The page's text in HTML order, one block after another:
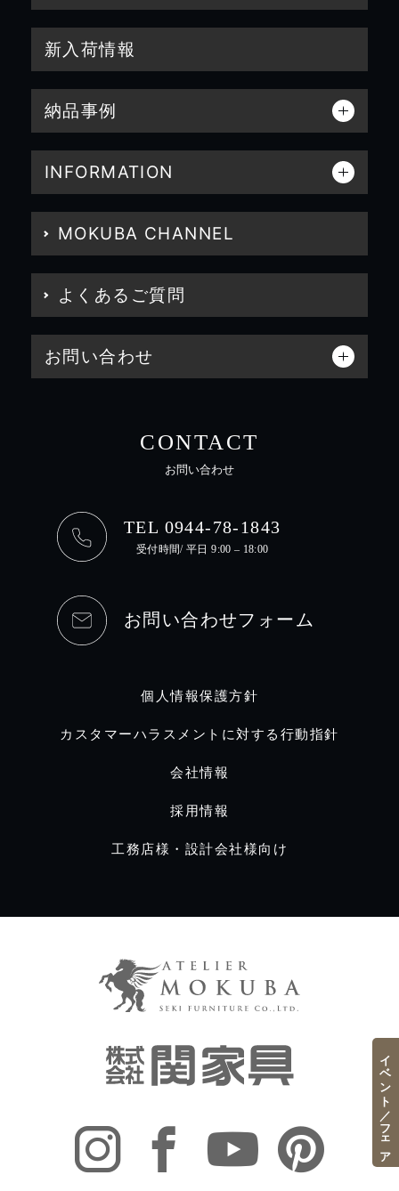
新入荷情報
納品事例
INFORMATION
MOKUBA CHANNEL
よくあるご質問
お問い合わせ
CONTACT
お問い合わせ
TEL 0944-78-1843
受付時間/ 平日 9:00 – 18:00
お問い合わせフォーム
個人情報保護方針
カスタマーハラスメントに対する行動指針
会社情報
採用情報
工務店様・設計会社様向け
イベント／フェア